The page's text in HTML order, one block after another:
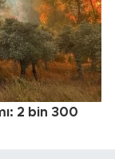
2 bin 300